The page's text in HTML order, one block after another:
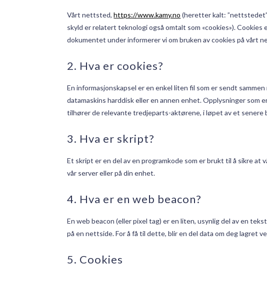
Vårt nettsted,https://www.kamy.no (heretter kalt:
skyld er relatert teknologi også omtalt som «cookies»).
dokumentet under informerer vi om bruken av cookies på vårt
2. Hva er cookies?
En informasjonskapsel er en enkel liten fil som er sendt
datamaskins harddisk eller en annen enhet. Opplysninger som
tilhører de relevante tredjeparts-aktørene, i løpet av et senere
3. Hva er skript?
Et skript er en del av en programkode som er brukt til å sikre
vår server eller på din enhet.
4. Hva er en web beacon?
En web beacon (eller pixel tag) er en liten, usynlig del av en
på en nettside. For å få til dette, blir en del data om deg lagret
5. Cookies